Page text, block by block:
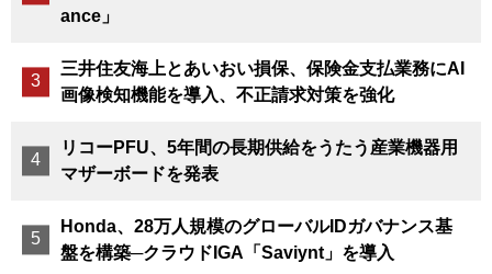
ance」
三井住友海上とあいおい損保、保険金支払業務にAI
画像検知機能を導入、不正請求対策を強化
リコーPFU、5年間の長期供給をうたう産業機器用
マザーボードを発表
Honda、28万人規模のグローバルIDガバナンス基
盤を構築─クラウドIGA「Saviynt」を導入